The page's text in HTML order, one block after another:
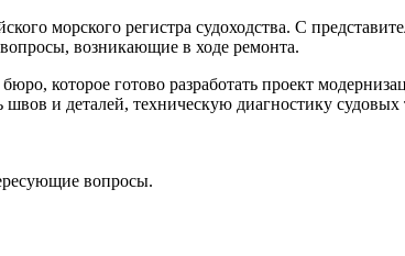
морского регистра судоходства. С
возникающие в ходе ремонта.
которое готово разработать проект
и деталей, техническую диагностику судовых
вопросы.